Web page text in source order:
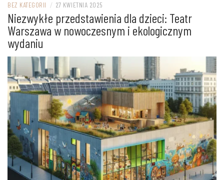
BEZ KATEGORII / 27 KWIETNIA 2025
Niezwykłe przedstawienia dla dzieci: Teatr
Warszawa w nowoczesnym i ekologicznym
wydaniu